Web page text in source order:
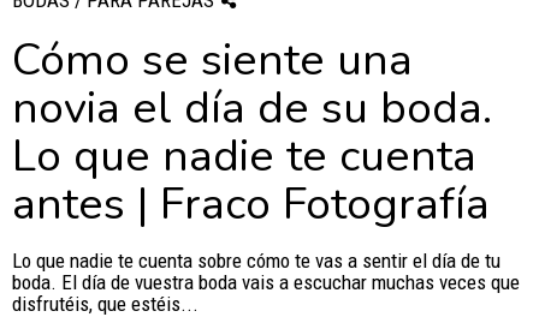
Cómo se siente una
novia el día de su boda.
Lo que nadie te cuenta
antes | Fraco Fotografía
Lo que nadie te cuenta sobre cómo te vas a sentir el día de tu
boda. El día de vuestra boda vais a escuchar muchas veces que
disfrutéis, que estéis...